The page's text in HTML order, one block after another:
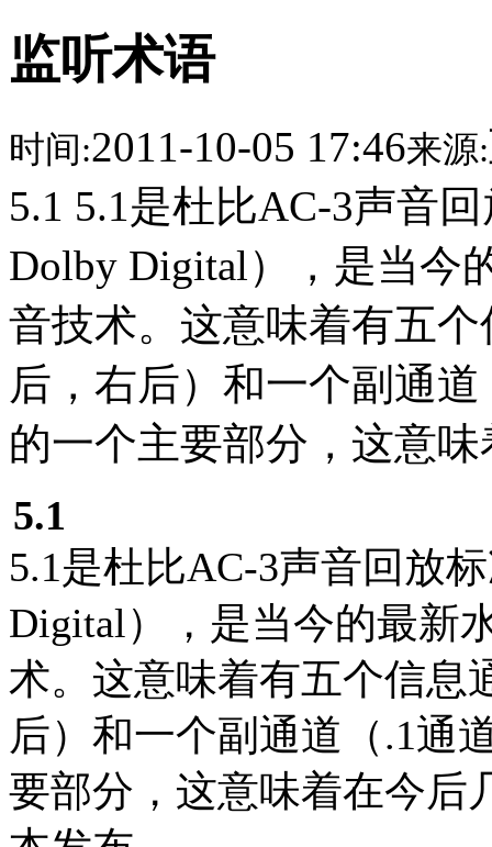
监听术语
时间:2011-10-05 17:46来源:
5.1 5.1是杜比AC-3声音
Dolby Digital），是当今
音技术。这意味着有五
后，右后）和一个副通
的一个主要部分，这意
5.1
5.1是杜比AC-3声音回放
Digital），是当今的最新
术。这意味着有五个信息
后）和一个副通道（.1通
要部分，这意味着在今后